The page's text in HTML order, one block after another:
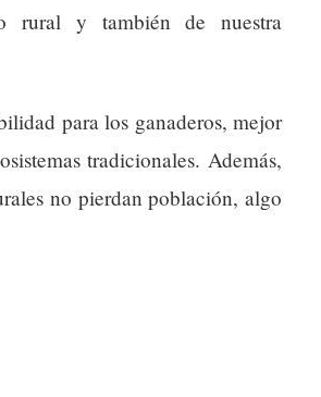
rural y también de nuestra
para los ganaderos, mejor
tradicionales. Además,
no pierdan población, algo